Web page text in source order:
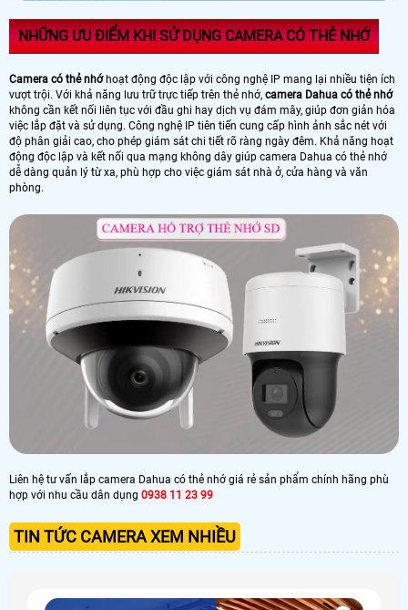
NHỮNG ƯU ĐIỂM KHI SỬ DỤNG CAMERA CÓ THẺ NHỚ
Camera có thẻ nhớ hoạt động độc lập với công nghệ IP mang lại nhiều tiện ích
vượt trội. Với khả năng lưu trữ trực tiếp trên thẻ nhớ, camera Dahua có thẻ nhớ
không cần kết nối liên tục với đầu ghi hay dịch vụ đám mây, giúp đơn giản hóa
việc lắp đặt và sử dụng. Công nghệ IP tiên tiến cung cấp hình ảnh sắc nét với
độ phân giải cao, cho phép giám sát chi tiết rõ ràng ngày đêm. Khả năng hoạt
động độc lập và kết nối qua mạng không dây giúp camera Dahua có thẻ nhớ
dễ dàng quản lý từ xa, phù hợp cho việc giám sát nhà ở, cửa hàng và văn
phòng.
Liên hệ tư vấn lắp camera Dahua có thẻ nhớ giá rẻ sản phẩm chính hãng phù
hợp với nhu cầu dân dụng 0938 11 23 99
TIN TỨC CAMERA XEM NHIỀU